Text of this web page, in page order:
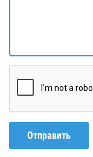
Отправить